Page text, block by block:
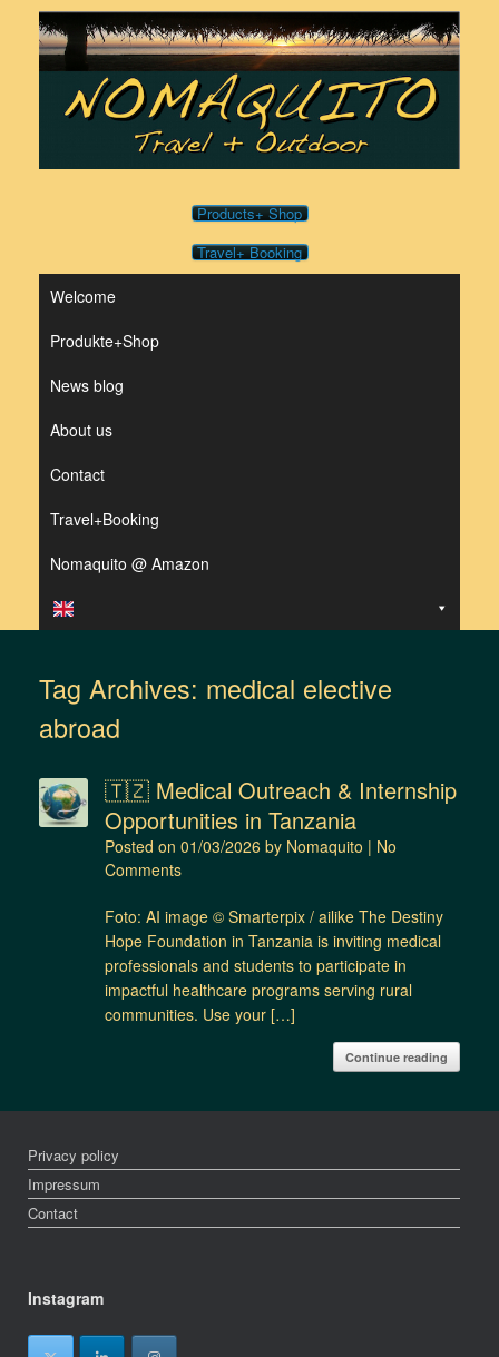
content
Products+ Shop
Travel+ Booking
Welcome
Produkte+Shop
News blog
About us
Contact
Travel+Booking
Nomaquito @ Amazon
Tag Archives: medical elective
abroad
🇹🇿 Medical Outreach & Internship
Opportunities in Tanzania
Posted on 01/03/2026 by Nomaquito | No
Comments
Foto: AI image © Smarterpix / ailike The Destiny
Hope Foundation in Tanzania is inviting medical
professionals and students to participate in
impactful healthcare programs serving rural
communities. Use your […]
Continue reading
Privacy policy
Impressum
Contact
Instagram